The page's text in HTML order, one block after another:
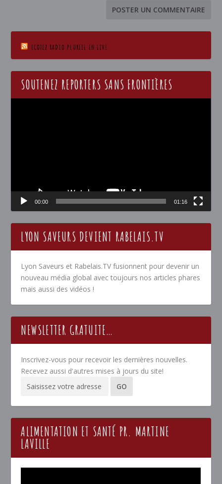
ECOTEZ RADIO PLURIEL EN LIVE
SOUTENEZ REPORTERS SANS FRONTIÈRES
00:00 01:16
LYON SAVEURS DEVIENT RABELAIS.TV
Lyon Saveurs et Rabelais.TV fusionnent pour devenir un
nouveau média global avec toujours nos articles phares
mais aussi des vidéos !
NEWSLETTER GRATUITE…
Inscrivez-vous pour recevoir les dernières nouvelles.
Recevez aussi d'autres mises à jours du site!
ALIMENTATION ET SANTÉ PR. MARTINE
LAVILLE